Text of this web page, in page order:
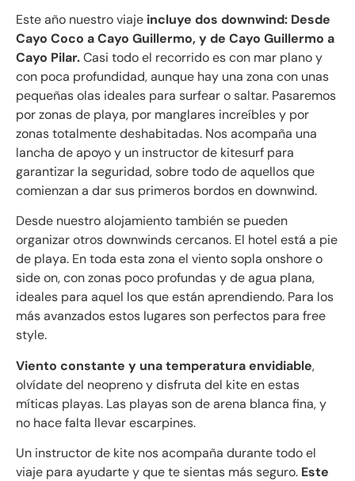
Este año nuestro viaje incluye dos downwind: Desde
Cayo Coco a Cayo Guillermo, y de Cayo Guillermo a
Cayo Pilar.Casi todo el recorrido es con mar plano y
con poca profundidad, aunque hay una zona con unas
pequeñas olas ideales para surfear o saltar. Pasaremos
por zonas de playa, por manglares increíbles y por
zonas totalmente deshabitadas. Nos acompaña una
lancha de apoyo y un instructor de kitesurf para
garantizar la seguridad, sobre todo de aquellos que
comienzan a dar sus primeros bordos en downwind.
Desde nuestro alojamiento también se pueden
organizar otros downwinds cercanos. El hotel está a pie
de playa. En toda esta zona el viento sopla onshore o
side on, con zonas poco profundas y de agua plana,
ideales para aquel los que están aprendiendo. Para los
más avanzados estos lugares son perfectos para free
style.
Viento constante y una temperatura envidiable,
olvídate del neopreno y disfruta del kite en estas
míticas playas. Las playas son de arena blanca fina, y
no hace falta llevar escarpines.
Un instructor de kite nos acompaña durante todo el
viaje para ayudarte y que te sientas más seguro. Este